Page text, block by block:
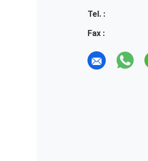
Tel. :
Fax :